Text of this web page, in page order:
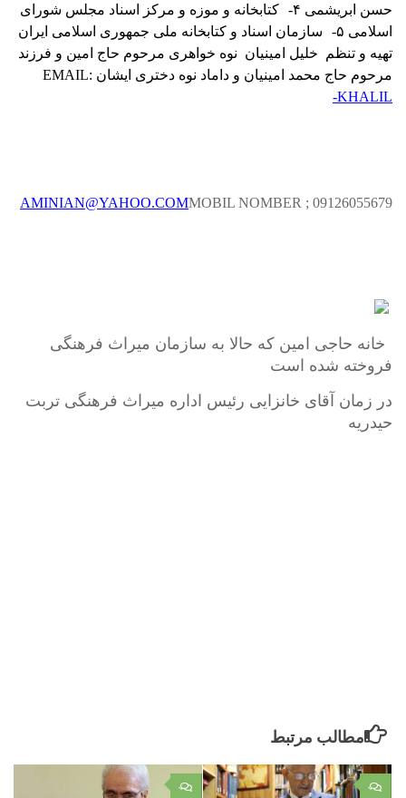
حسن ابریشمی ۴-
کتابخانه و موزه و مرکز اسناد مجلس شورای
اسلامی ۵-
سازمان اسناد و کتابخانه ملی جمهوری اسلامی ایران
تهیه و تنظم
خلیل امینیان نوه خواهری مرحوم حاج امین و فرزند
مرحوم حاج محمد امینیان و داماد نوه دختری ایشان EMAIL:
KHALIL-
AMINIAN@YAHOO.COMMOBIL NOMBER ; 09126055679
خانه حاجی امین که حالا به سازمان میراث فرهنگی
فروخته شده است
در زمان آقای خانزایی رئیس اداره میراث فرهنگی تربت
حیدریه
مطالب مرتبط
۰ ۰